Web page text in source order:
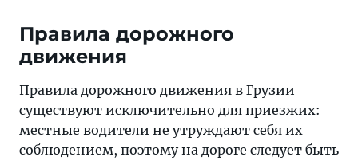
Правила дорожного
движения
Правила дорожного движения в Грузии
существуют исключительно для приезжих:
местные водители не утруждают себя их
соблюдением, поэтому на дороге следует быть